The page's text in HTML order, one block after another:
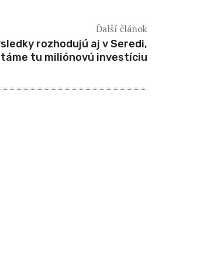
Ďalší článok
rozhodujú aj v Seredi,
tu miliónovú investíciu